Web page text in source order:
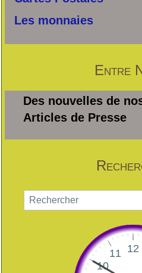
Les monnaies
Entre
Des nouvelles de
Articles de Presse